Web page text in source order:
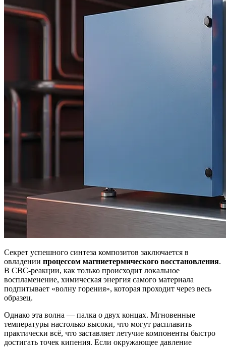
Секрет успешного синтеза композитов заключается в
овладении процессом магниетермического восстановления.
В СВС-реакции, как только происходит локальное
воспламенение, химическая энергия самого материала
подпитывает «волну горения», которая проходит через весь
образец.
Однако эта волна — палка о двух концах. Мгновенные
температуры настолько высоки, что могут расплавить
практически всё, что заставляет летучие компоненты быстро
достигать точек кипения. Если окружающее давление